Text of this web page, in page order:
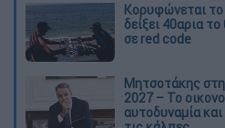
Κορυφώνεται
δείξει 40αρια
σε red code
Μητσοτάκης
2027 – Το
αυτοδυναμία